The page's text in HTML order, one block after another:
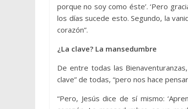
porque no soy como éste’. ‘Pero
los días sucede esto. Segundo, la
corazón”.
¿La clave? La mansedumbre
De entre todas las
clave” de todas, “pero nos hace
“Pero, Jesús dice de sí mismo: